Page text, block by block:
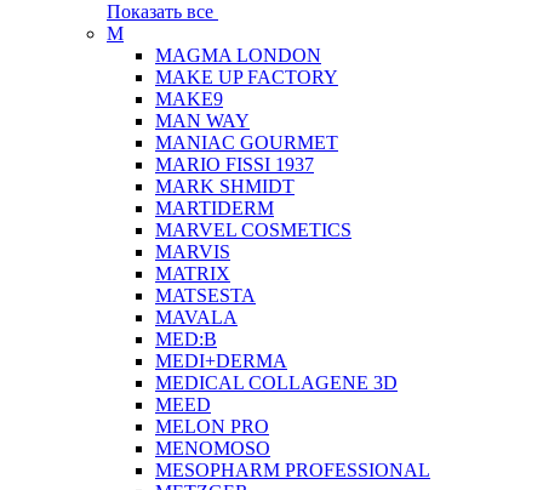
Показать все
M
MAGMA LONDON
MAKE UP FACTORY
MAKE9
MAN WAY
MANIAC GOURMET
MARIO FISSI 1937
MARK SHMIDT
MARTIDERM
MARVEL COSMETICS
MARVIS
MATRIX
MATSESTA
MAVALA
MED:B
MEDI+DERMA
MEDICAL COLLAGENE 3D
MEED
MELON PRO
MENOMOSO
MESOPHARM PROFESSIONAL